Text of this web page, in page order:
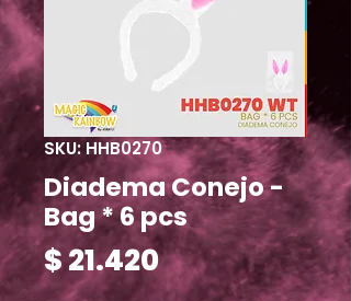
SKU: HHB0270
Diadema Conejo -
Bag * 6 pcs
$ 21.420Precio